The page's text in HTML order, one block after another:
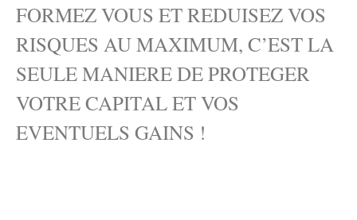
FORMEZ VOUS ET REDUISEZ VOS
RISQUES AU MAXIMUM, C’EST LA
SEULE MANIERE DE PROTEGER
VOTRE CAPITAL ET VOS
EVENTUELS GAINS !